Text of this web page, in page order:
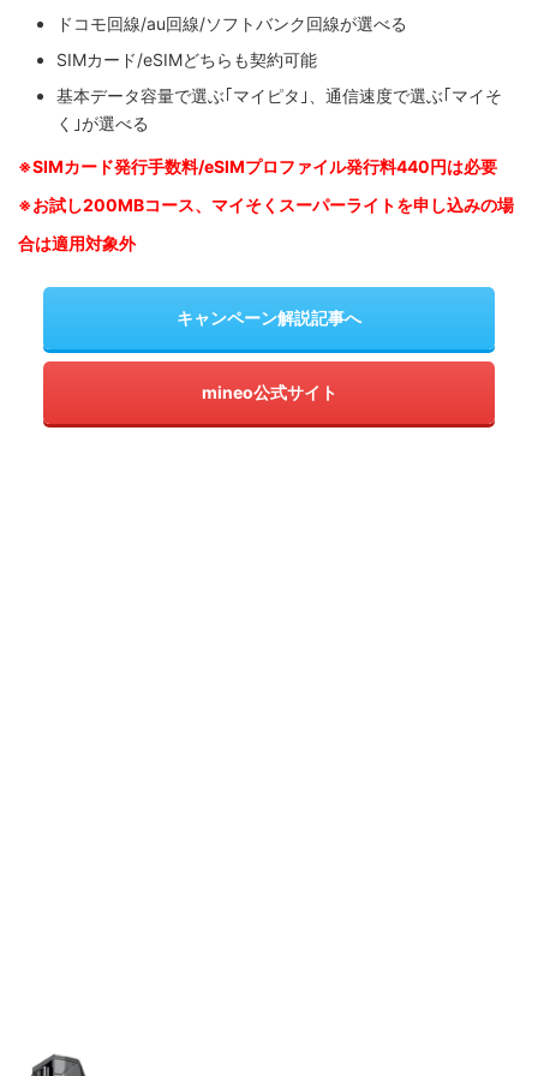
ドコモ回線/au回線/ソフトバンク回線が選べる
SIMカード/eSIMどちらも契約可能
基本データ容量で選ぶ｢マイピタ｣、通信速度で選ぶ｢マイそ
く｣が選べる
※SIMカード発行手数料/eSIMプロファイル発行料440円は必要
※お試し200MBコース、マイそくスーパーライトを申し込みの場
合は適用対象外
キャンペーン解説記事へ
mineo公式サイト